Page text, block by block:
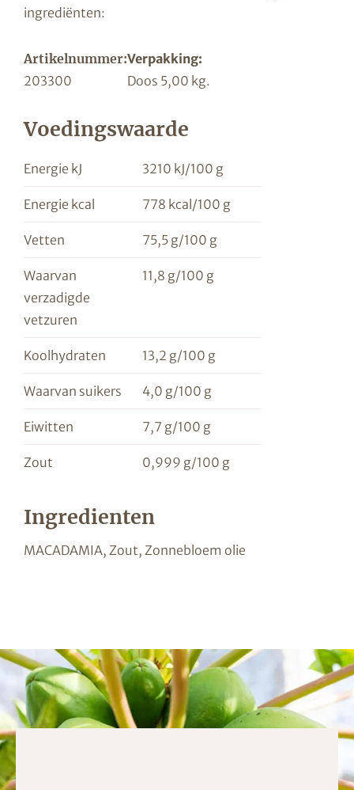
ingrediënten:
Artikelnummer:Verpakking:
203300
Doos 5,00 kg.
Voedingswaarde
Energie kJ 3210 kJ/100 g
Energie kcal 778 kcal/100 g
Vetten 75,5 g/100 g
Waarvan
verzadigde
vetzuren
11,8 g/100 g
Koolhydraten 13,2 g/100 g
Waarvan suikers 4,0 g/100 g
Eiwitten 7,7 g/100 g
Zout 0,999 g/100 g
Ingredienten
MACADAMIA, Zout, Zonnebloem olie